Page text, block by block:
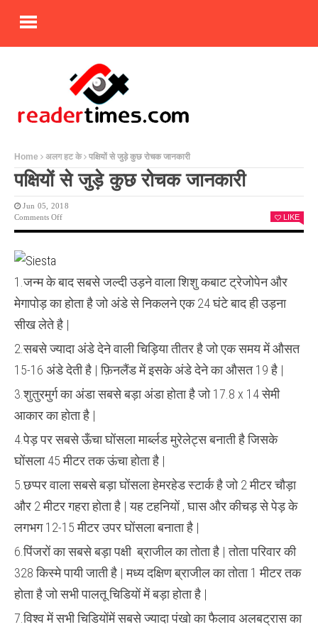
Home अलग हट के पक्षियों से जुड़े कुछ रोचक जानकारी
पक्षियों से जुड़े कुछ रोचक जानकारी
Jun 05, 2018
Comments OffOn
जानकारी
LIKE
1.जन्म के बाद सबसे जल्दी उड़ने वाला शिशु कबाट ट्रेजोपेन और
मेगापोड़ का होता है जो अंडे से निकलने एक 24 घंटे बाद ही उड़ना
सीख लेते है |
2.सबसे ज्यादा अंडे देने वाली चिड़िया तीतर है जो एक समय में औसत
15-16 अंडे देती है | फ़िनलैंड में इसके अंडे देने का औसत 19 है |
3.शुतुरमुर्ग का अंडा सबसे बड़ा अंडा होता है जो 17.8 x 14 सेमी
आकार का होता है |
4.पेड़ पर सबसे ऊँचा घोंसला मार्ब्लड मुरेलेट्स बनाती है जिसके
घोंसला 45 मीटर तक ऊंचा होता है |
5.छप्पर वाला सबसे बड़ा घोंसला हेमरहेड स्टार्क है जो 2 मीटर चौड़ा
और 2 मीटर गहरा होता है | यह टहनियों , घास और कीचड़ से पेड़ के
लगभग 12-15 मीटर उपर घोंसला बनाता है |
6.पिंजरों का सबसे बड़ा पक्षी ब्राजील का तोता है | तोता परिवार की
328 किस्मे पायी जाती है | मध्य दक्षिण ब्राजील का तोता 1 मीटर तक
होता है जो सभी पालतू चिडियों में बड़ा होता है |
7.विश्व में सभी चिडियोंमें सबसे ज्यादा पंखो का फैलाव अलबट्रास का